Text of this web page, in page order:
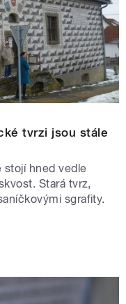
tvrzi jsou stále
stojí hned vedle
Stará tvrz,
sgrafity.